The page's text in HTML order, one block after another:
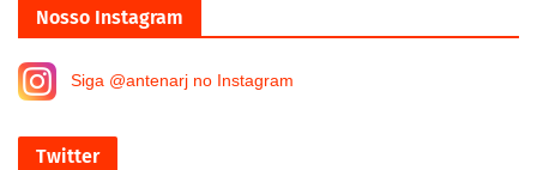
Nosso Instagram
Siga @antenarj no Instagram
Twitter